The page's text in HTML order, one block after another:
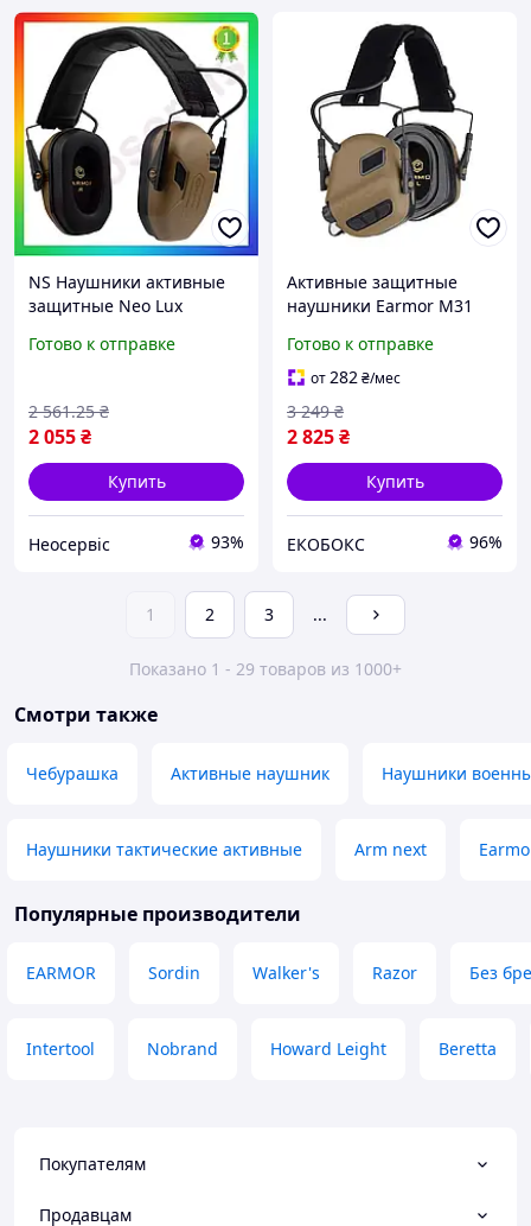
NS Наушники активные
защитные Neo Lux
стрельбы охотничьи
звукоподавляю 25Neo-ss
Готово к отправке
2 055₴
2 561.25 ₴
Купить
Неосервіс 93%
Активные защитные
наушники Earmor M31
Готово к отправке
от282₴/мес
2 825₴
3 249 ₴
Купить
ЕКОБОКС 96%
1 2 3 ...
Показано 1 - 29 товаров из 1000+
Смотри также
Чебурашка Активные наушник Наушники
Наушники тактические активные Arm next
Популярные производители
EARMOR Sordin Walker's Razor Без
Intertool Nobrand Howard Leight Beretta
Покупателям
Продавцам